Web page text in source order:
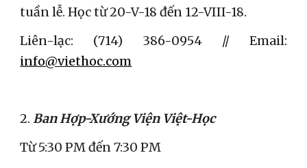
tuần lễ. Học từ 20-V-18 đến 12-VIII-18.
Liên-lạc: (714) 386-0954 // Email:
info@viethoc.com
2. Ban Hợp-Xướng Viện Việt-Học
Từ 5:30 PM đến 7:30 PM